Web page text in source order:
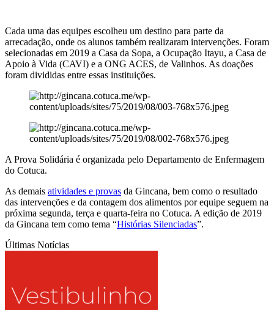
Cada uma das equipes escolheu um destino para parte da
arrecadação, onde os alunos também realizaram intervenções. Foram
selecionadas em 2019 a Casa da Sopa, a Ocupação Itayu, a Casa de
Apoio à Vida (CAVI) e a ONG ACES, de Valinhos. As doações
foram divididas entre essas instituições.
A Prova Solidária é organizada pelo Departamento de Enfermagem
do Cotuca.
As demais atividades e provas da Gincana, bem como o resultado
das intervenções e da contagem dos alimentos por equipe seguem na
próxima segunda, terça e quarta-feira no Cotuca. A edição de 2019
da Gincana tem como tema “Histórias Silenciadas”.
Últimas Notícias